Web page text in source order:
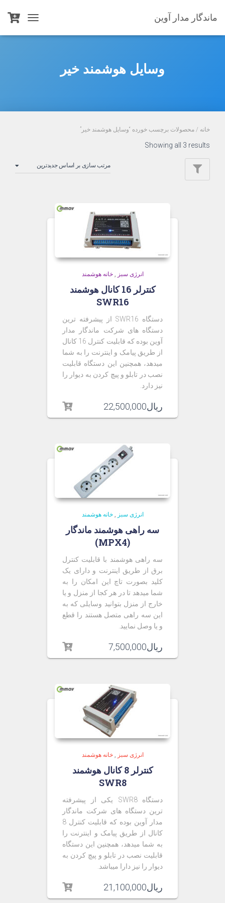
ماندگار مدار آوین
TOGGLE
NAVIGATION
وسایل هوشمند خیر
خانه / محصولات برچسب خورده “وسایل هوشمند خیر”
Showing all 3 results
انرژی سبز ,خانه هوشمند
کنترلر 16 کانال هوشمند
SWR16
دستگاه SWR16 از پیشرفته ترین
دستگاه های شرکت ماندگار مدار
آوین بوده که قابلیت کنترل 16 کانال
از طریق پیامک و اینترنت را به شما
میدهد، همچنین این دستگاه قابلیت
نصب در تابلو و پیچ کردن به دیوار را
نیز دارد.
ریال22,500,000
انرژی سبز ,خانه هوشمند
سه راهی هوشمند ماندگار
(MPX4)
سه راهی هوشمند با قابلیت کنترل
برق از طریق اینترنت و دارای یک
کلید بصورت تاچ این امکان را به
شما میدهد تا در هر کجا از منزل و یا
خارج از منزل بتوانید وسایلی که به
این سه راهی متصل هستند را قطع
و یا وصل نمایید.
ریال7,500,000
انرژی سبز ,خانه هوشمند
کنترلر 8 کانال هوشمند
SWR8
دستگاه SWR8 یکی از پیشرفته
ترین دستگاه های شرکت ماندگار
مدار آوین بوده که قابلیت کنترل 8
کانال از طریق پیامک و اینترنت را
به شما میدهد، همچنین این دستگاه
قابلیت نصب در تابلو و پیچ کردن به
دیوار را نیز دارا میباشد.
ریال21,100,000